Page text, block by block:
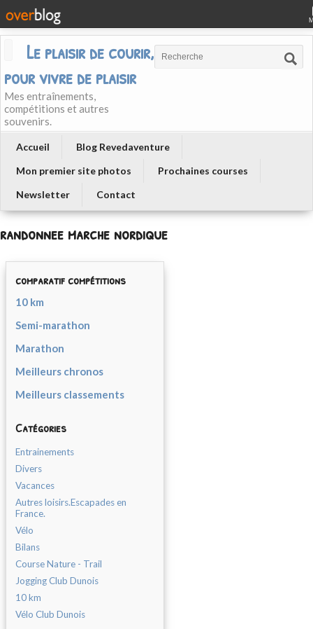
Le plaisir de courir, courir
pour vivre de plaisir
Mes entraînements,
compétitions et autres
souvenirs.
Accueil
Blog Revedaventure
Mon premier site photos
Prochaines courses
Newsletter
Contact
randonnee marche nordique
comparatif compétitions
10 km
Semi-marathon
Marathon
Meilleurs chronos
Meilleurs classements
Catégories
Entrainements
Divers
Vacances
Autres loisirs.Escapades en
France.
Vélo
Bilans
Course Nature - Trail
Jogging Club Dunois
10 km
Vélo Club Dunois